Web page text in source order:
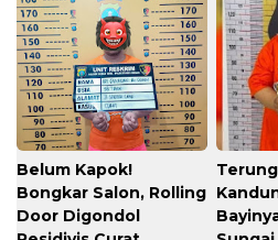
Belum Kapok!
Bongkar Salon, Rolling
Door Digondol